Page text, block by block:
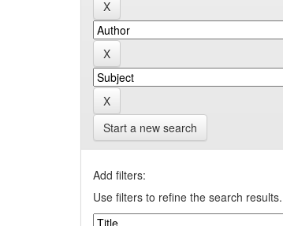
Start a new search
Add filters:
Use filters to refine the search results.